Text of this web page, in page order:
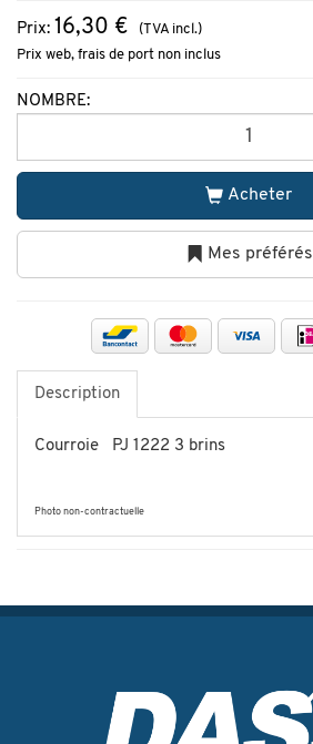
Prix: 16,30 €
(TVA incl.)
Prix web, frais de port non inclus
NOMBRE:
Acheter
Mes préférés
Description
Courroie PJ 1222 3 brins
Photo non-contractuelle